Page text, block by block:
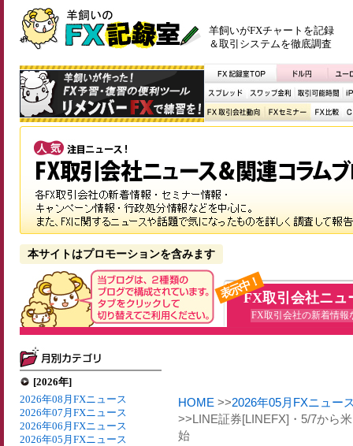
羊飼いがFXチャートを記録
＆取引システムを徹底調査
本サイトはプロモーションを含みます
表示中！FX取引会社ニュ
FX取引会社の新着情報
[2026年]
2026年08月FXニュース
2026年07月FXニュース
2026年06月FXニュース
2026年05月FXニュース
HOME >>2026年05月FXニュー
>>LINE証券[LINEFX]・5/7から
始